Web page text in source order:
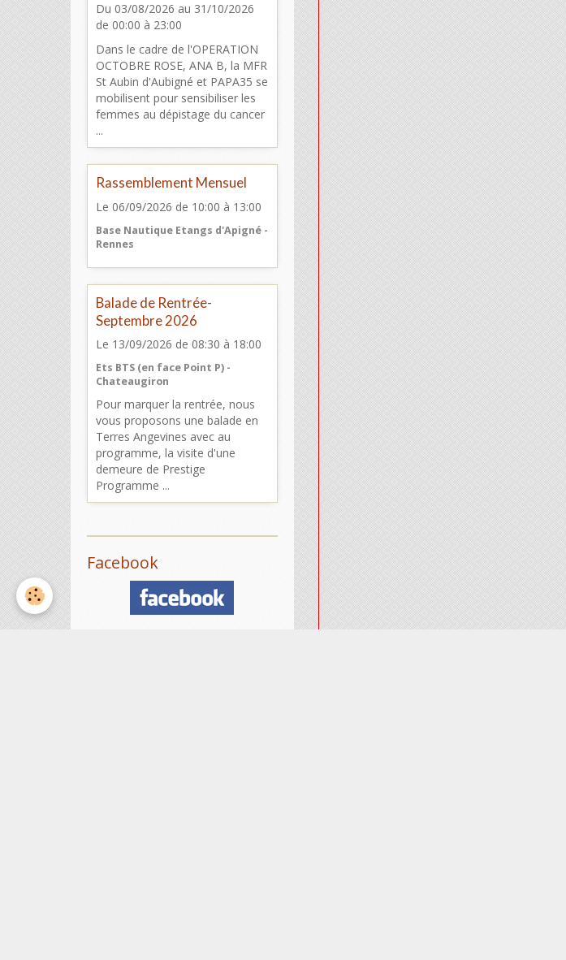
Du 03/08/2026 au 31/10/2026
de 00:00 à 23:00
Dans le cadre de l'OPERATION
OCTOBRE ROSE, ANA B, la MFR
St Aubin d'Aubigné et PAPA35 se
mobilisent pour sensibiliser les
femmes au dépistage du cancer
...
Rassemblement Mensuel
Le 06/09/2026 de 10:00 à 13:00
Base Nautique Etangs d'Apigné -
Rennes
Balade de Rentrée-
Septembre 2026
Le 13/09/2026 de 08:30 à 18:00
Ets BTS (en face Point P) -
Chateaugiron
Pour marquer la rentrée, nous
vous proposons une balade en
Terres Angevines avec au
programme, la visite d'une
demeure de Prestige
Programme ...
Facebook